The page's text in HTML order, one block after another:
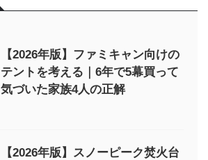
【2026年版】ファミキャン向けの
テントを考える｜6年で5幕買って
気づいた家族4人の正解
【2026年版】スノーピーク焚火台